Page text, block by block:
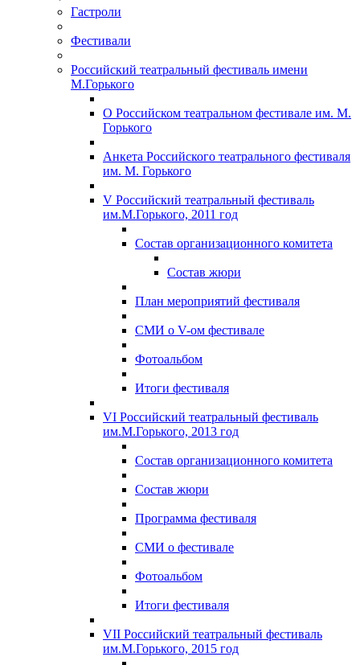
Гастроли
Фестивали
Российский театральный фестиваль имени
М.Горького
О Российском театральном фестивале им. М.
Горького
Анкета Российского театрального фестиваля
им. М. Горького
V Российский театральный фестиваль
им.М.Горького, 2011 год
Состав организационного комитета
Состав жюри
План мероприятий фестиваля
СМИ о V-ом фестивале
Фотоальбом
Итоги фестиваля
VI Российский театральный фестиваль
им.М.Горького, 2013 год
Состав организационного комитета
Состав жюри
Программа фестиваля
СМИ о фестивале
Фотоальбом
Итоги фестиваля
VII Российский театральный фестиваль
им.М.Горького, 2015 год